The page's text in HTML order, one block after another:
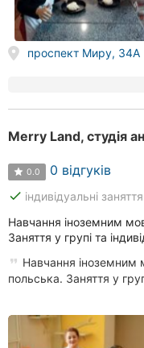
проспект Миру, 34А
Merry Land, студія
0.0 0 відгуків
done індивідуальні заняття
Навчання іноземним
Заняття у групі та
Навчання іноземним
польська. Заняття у